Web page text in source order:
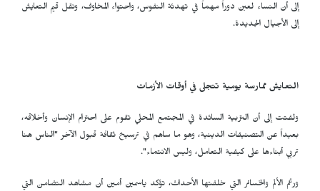
إلى أن النساء لعبن دوراً مهماً في تهدئة النفوس، واحتواء المخاوف، ونقل قيم التعايش
إلى الأجيال الجديدة.
التعايش ممارسة يومية تتجلى في أوقات الأزمات
ولفتت إلى أن التربية السائدة في المجتمع المحلي تقوم على احترام الإنسان وأخلاقه،
بعيداً عن التصنيفات الدينية، وهو ما ساهم في ترسيخ ثقافة قبول الآخر "الناس هنا
تربي أبناءها على كيفية التعامل، وليس الانتماء".
ورغم الألم والخسائر التي خلفتها الأحداث، تؤكد ياسمين أمين أن مشاهد التضامن التي